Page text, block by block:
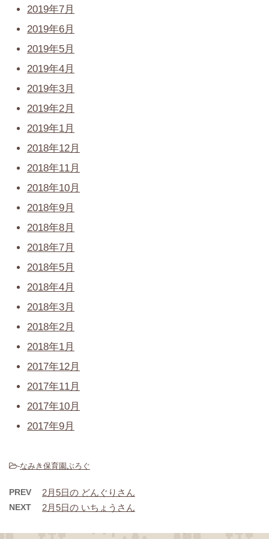
2019年7月
2019年6月
2019年5月
2019年4月
2019年3月
2019年2月
2019年1月
2018年12月
2018年11月
2018年10月
2018年9月
2018年8月
2018年7月
2018年5月
2018年4月
2018年3月
2018年2月
2018年1月
2017年12月
2017年11月
2017年10月
2017年9月
-なみき保育園ぶろぐ
PREV 2月5日の どんぐりさん
NEXT 2月5日の いちょうさん